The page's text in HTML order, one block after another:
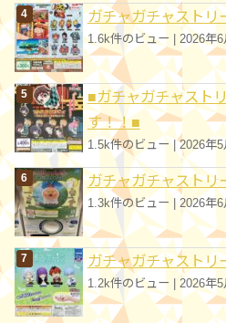
ガチャガチャストリ
1.6k件のビュー 2026年
■ガチャガチャスト
す！！■
1.5k件のビュー|2026年
ガチャガチャストリ
1.3k件のビュー |2026年
ガチャガチャストリ
1.2k件のビュー 2026年